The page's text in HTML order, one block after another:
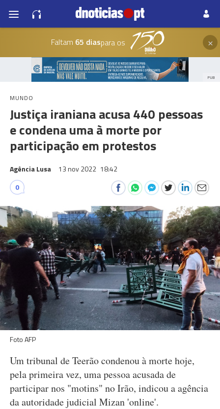
Faltam 65 diaspara os ×
PUB
MUNDO
Justiça iraniana acusa 440 pessoas
e condena uma à morte por
participação em protestos
Agência Lusa 13 nov 2022 18:42
0
Foto AFP
Um tribunal de Teerão condenou à morte hoje,
pela primeira vez, uma pessoa acusada de
participar nos "motins" no Irão, indicou a agência
da autoridade judicial Mizan 'online'.